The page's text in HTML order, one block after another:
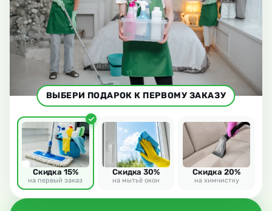
ВЫБЕРИ ПОДАРОК К ПЕРВОМУ ЗАКАЗУ
Скидка 15%
на первый заказ
Скидка 30%
на мытьё окон
Скидка 20%
на химчистку